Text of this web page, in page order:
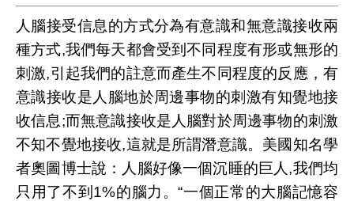
人腦接受信息的方式分為有意識和無意識接收兩
種方式,我們每天都會受到不同程度有形或無形的
刺激,引起我們的註意而產生不同程度的反應，有
意識接收是人腦地於周邊事物的刺激有知覺地接
收信息;而無意識接收是人腦對於周邊事物的刺激
不知不覺地接收,這就是所謂潛意識。美國知名學
者奧圖博士說：人腦好像一個沉睡的巨人,我們均
只用了不到1%的腦力。“一個正常的大腦記憶容